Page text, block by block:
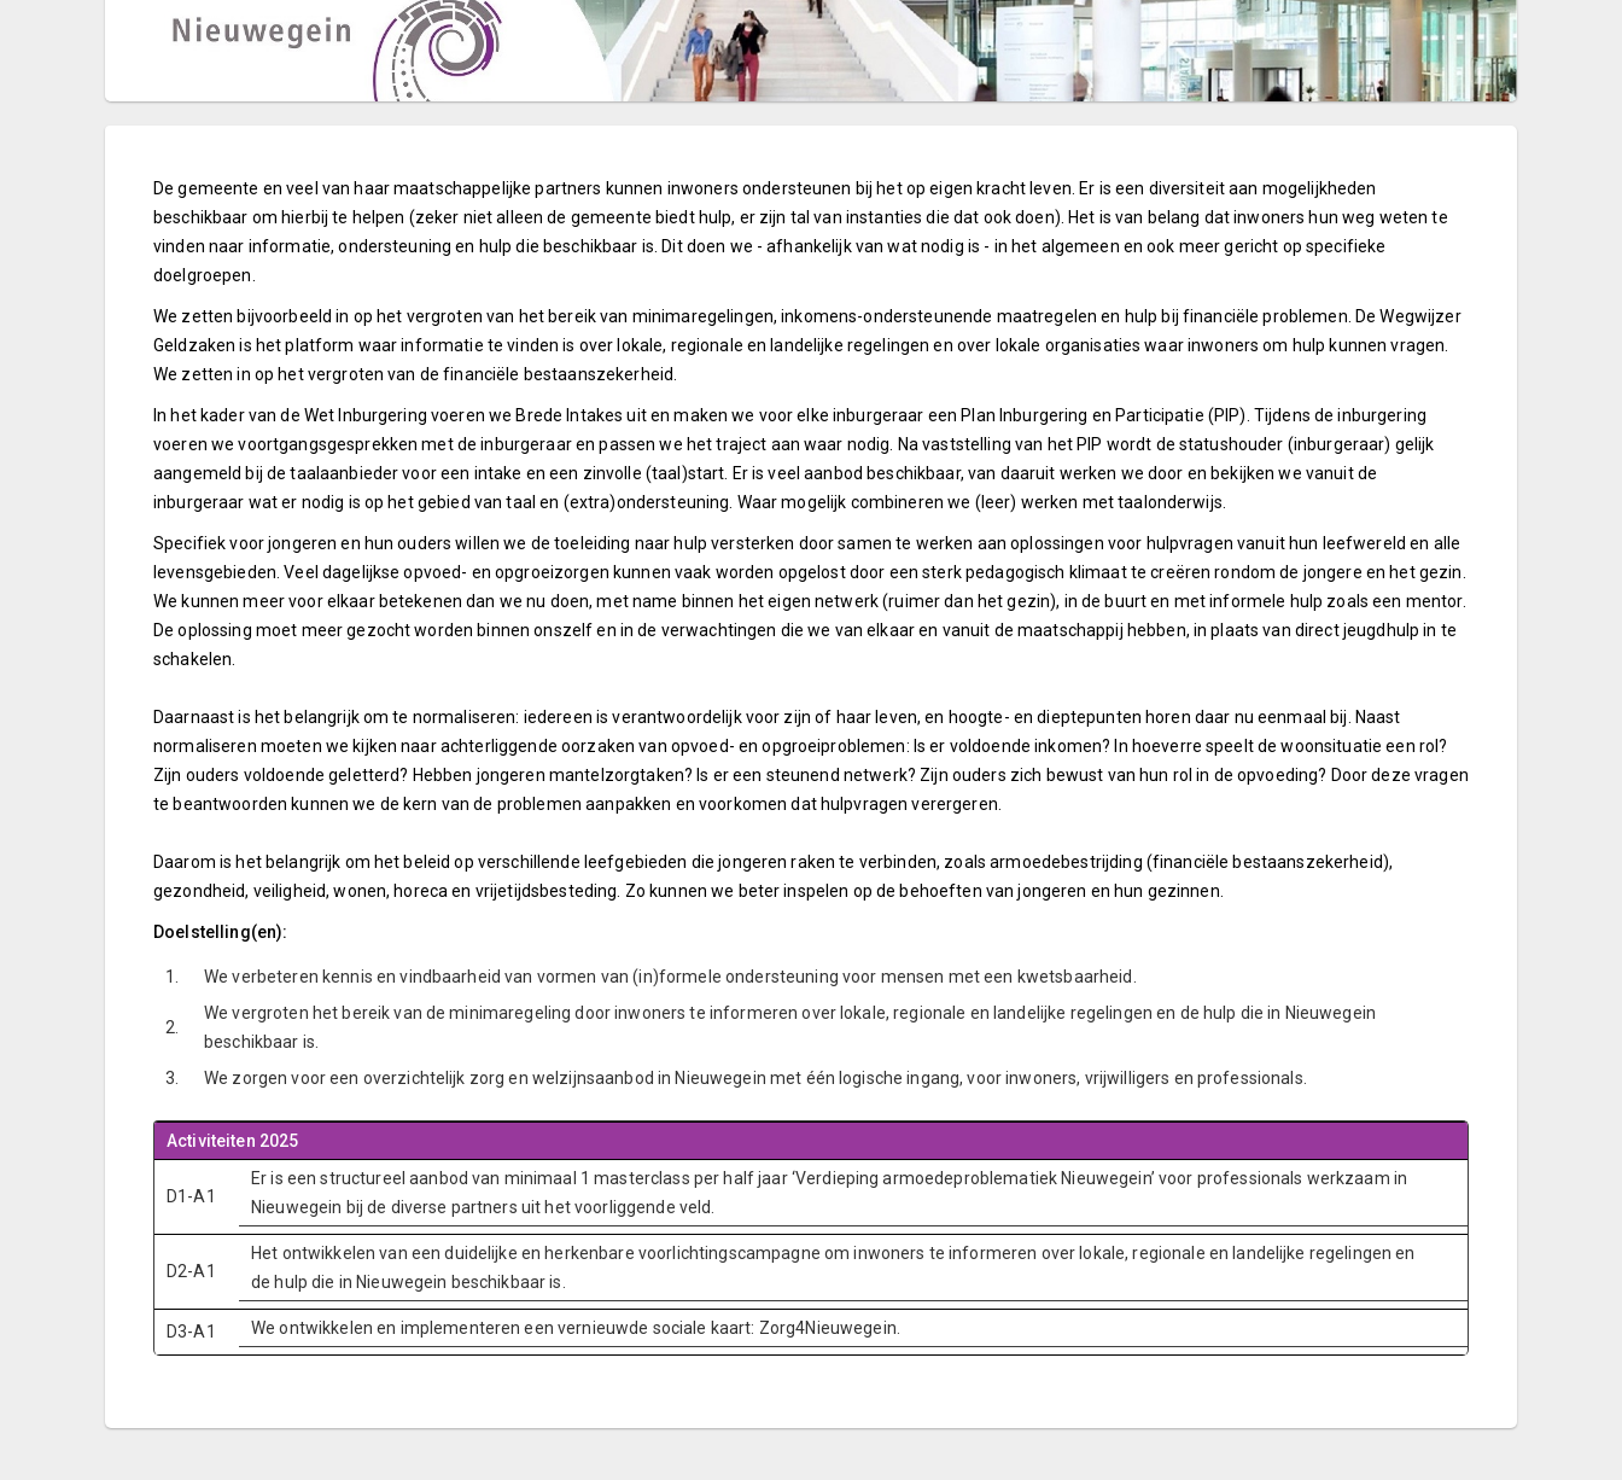
De gemeente en veel van haar maatschappelijke partners kunnen inwoners ondersteunen bij het op eigen kracht leven. Er is een diversiteit aan mogelijkheden
beschikbaar om hierbij te helpen (zeker niet alleen de gemeente biedt hulp, er zijn tal van instanties die dat ook doen). Het is van belang dat inwoners hun weg weten te
vinden naar informatie, ondersteuning en hulp die beschikbaar is. Dit doen we - afhankelijk van wat nodig is - in het algemeen en ook meer gericht op specifieke
doelgroepen.
We zetten bijvoorbeeld in op het vergroten van het bereik van minimaregelingen, inkomens-ondersteunende maatregelen en hulp bij financiële problemen. De Wegwijzer
Geldzaken is het platform waar informatie te vinden is over lokale, regionale en landelijke regelingen en over lokale organisaties waar inwoners om hulp kunnen vragen.
We zetten in op het vergroten van de financiële bestaanszekerheid.
In het kader van de Wet Inburgering voeren we Brede Intakes uit en maken we voor elke inburgeraar een Plan Inburgering en Participatie (PIP). Tijdens de inburgering
voeren we voortgangsgesprekken met de inburgeraar en passen we het traject aan waar nodig. Na vaststelling van het PIP wordt de statushouder (inburgeraar) gelijk
aangemeld bij de taalaanbieder voor een intake en een zinvolle (taal)start. Er is veel aanbod beschikbaar, van daaruit werken we door en bekijken we vanuit de
inburgeraar wat er nodig is op het gebied van taal en (extra)ondersteuning. Waar mogelijk combineren we (leer) werken met taalonderwijs.
Specifiek voor jongeren en hun ouders willen we de toeleiding naar hulp versterken door samen te werken aan oplossingen voor hulpvragen vanuit hun leefwereld en alle
levensgebieden. Veel dagelijkse opvoed- en opgroeizorgen kunnen vaak worden opgelost door een sterk pedagogisch klimaat te creëren rondom de jongere en het gezin.
We kunnen meer voor elkaar betekenen dan we nu doen, met name binnen het eigen netwerk (ruimer dan het gezin), in de buurt en met informele hulp zoals een mentor.
De oplossing moet meer gezocht worden binnen onszelf en in de verwachtingen die we van elkaar en vanuit de maatschappij hebben, in plaats van direct jeugdhulp in te
schakelen.
Daarnaast is het belangrijk om te normaliseren: iedereen is verantwoordelijk voor zijn of haar leven, en hoogte- en dieptepunten horen daar nu eenmaal bij.
Naast
normaliseren moeten we kijken naar achterliggende oorzaken van opvoed- en opgroeiproblemen: Is er voldoende inkomen? In hoeverre speelt de woonsituatie een rol?
Zijn ouders voldoende geletterd? Hebben jongeren mantelzorgtaken? Is er een steunend netwerk? Zijn ouders zich bewust van hun rol in de opvoeding? Door deze vragen
te beantwoorden kunnen we de kern van de problemen aanpakken en voorkomen dat hulpvragen verergeren.
Daarom is het belangrijk om het beleid op verschillende leefgebieden die jongeren raken te verbinden, zoals armoedebestrijding (financiële bestaanszekerheid),
gezondheid, veiligheid, wonen, horeca en vrijetijdsbesteding. Zo kunnen we beter inspelen op de behoeften van jongeren en hun gezinnen.
Doelstelling(en):
1. We verbeteren kennis en vindbaarheid van vormen van (in)formele ondersteuning voor mensen met een kwetsbaarheid.
2.
We vergroten het bereik van de minimaregeling door inwoners te informeren over lokale, regionale en landelijke regelingen en de hulp die in Nieuwegein
beschikbaar is.
3.
We zorgen voor een overzichtelijk zorg en welzijnsaanbod in Nieuwegein met één logische ingang, voor inwoners, vrijwilligers en professionals.
Activiteiten 2025
D1-A1
Er is een structureel aanbod van minimaal 1 masterclass per half jaar ‘Verdieping armoedeproblematiek Nieuwegein’ voor professionals werkzaam in
Nieuwegein bij de diverse partners uit het voorliggende veld.
D2-A1
Het ontwikkelen van een duidelijke en herkenbare voorlichtingscampagne om inwoners te informeren over lokale, regionale en landelijke regelingen en
de hulp die in Nieuwegein beschikbaar is.
D3-A1 We ontwikkelen en implementeren een vernieuwde sociale kaart: Zorg4Nieuwegein.